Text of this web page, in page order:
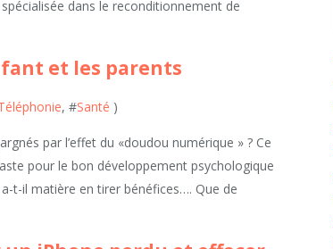
dans le reconditionnement de
et les parents
, #Santé )
par l’effet du «doudou numérique » ? Ce
pour le bon développement psychologique
t-il matière en tirer bénéfices…. Que de